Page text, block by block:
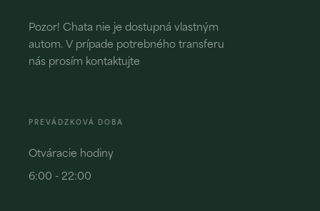
Pozor! Chata nie je dostupná vlastným
autom. V prípade potrebného transferu
nás prosím kontaktujte
PREVÁDZKOVÁ DOBA
Otváracie hodiny
6:00 - 22:00